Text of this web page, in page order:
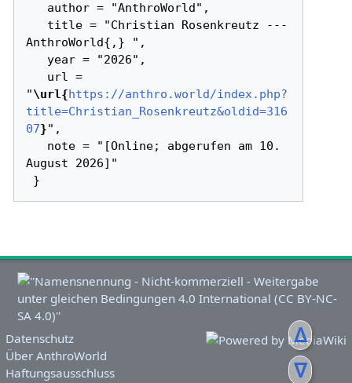
ᐃ
ᐁ
AnthroWorld{,} ",
"\url{https://anthro.world/index.php?
title=Christian_Rosenkreutz&oldid=316
07}",
August 2026]"
Datenschutz
Über AnthroWorld
Haftungsausschluss